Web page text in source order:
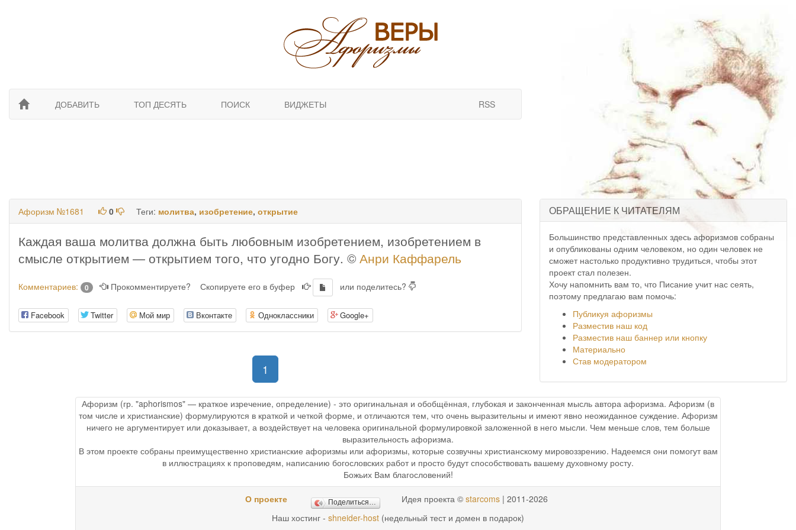
ДОБАВИТЬ ТОП ДЕСЯТЬ ПОИСК ВИДЖЕТЫ RSS
Афоризм №1681 0 Теги: молитва, изобретение, открытие
Каждая ваша молитва должна быть любовным изобретением, изобретением в
смысле открытием — открытием того, что угодно Богу. © Анри Каффарель
Комментариев: 0 Прокомментируете? Скопируете его в буфер или поделитесь?
Facebook Twitter Мой мир Вконтакте Одноклассники Google+
1
ОБРАЩЕНИЕ К ЧИТАТЕЛЯМ
Большинство представленных здесь афоризмов собраны
и опубликованы одним человеком, но один человек не
сможет настолько продуктивно трудиться, чтобы этот
проект стал полезен.
Хочу напомнить вам то, что Писание учит нас сеять,
поэтому предлагаю вам помочь:
Публикуя афоризмы
Разместив наш код
Разместив наш баннер или кнопку
Материально
Став модератором
Афоризм (гр. "aphorismos" — краткое изречение, определение) - это оригинальная и обобщённая, глубокая и законченная мысль автора афоризма. Афоризм (в
том числе и христианские) формулируются в краткой и четкой форме, и отличаются тем, что очень выразительны и имеют явно неожиданное суждение. Афоризм
ничего не аргументирует или доказывает, а воздействует на человека оригинальной формулировкой заложенной в него мысли. Чем меньше слов, тем больше
выразительность афоризма.
В этом проекте собраны преимущественно христианские афоризмы или афоризмы, которые созвучны христианскому мировоззрению. Надеемся они помогут вам
в иллюстрациях к проповедям, написанию богословских работ и просто будут способствовать вашему духовному росту.
Божьих Вам благословений!
О проекте Поделиться… Идея проекта © starcoms | 2011-2026
Наш хостинг - shneider-host (недельный тест и домен в подарок)